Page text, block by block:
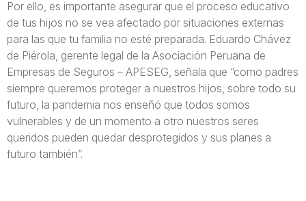
Por ello, es importante asegurar que el proceso educativo
de tus hijos no se vea afectado por situaciones externas
para las que tu familia no esté preparada. Eduardo Chávez
de Piérola, gerente legal de la Asociación Peruana de
Empresas de Seguros – APESEG, señala que “como padres
siempre queremos proteger a nuestros hijos, sobre todo su
futuro, la pandemia nos enseñó que todos somos
vulnerables y de un momento a otro nuestros seres
queridos pueden quedar desprotegidos y sus planes a
futuro también”.